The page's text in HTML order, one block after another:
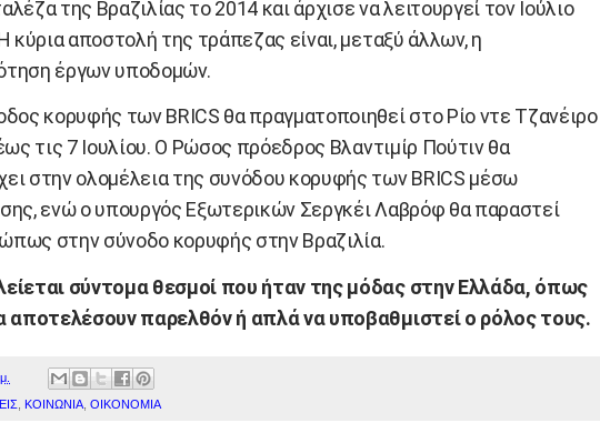
της Βραζιλίας το 2014 και άρχισε να λειτουργεί τον Ιούλιο
κύρια αποστολή της τράπεζας είναι, μεταξύ άλλων, η
έργων υποδομών.
κορυφής των BRICS θα πραγματοποιηθεί στο Ρίο ντε Τζανέιρο
τις 7 Ιουλίου. Ο Ρώσος πρόεδρος Βλαντιμίρ Πούτιν θα
στην ολομέλεια της συνόδου κορυφής των BRICS μέσω
ενώ ο υπουργός Εξωτερικών Σεργκέι Λαβρόφ θα παραστεί
στην σύνοδο κορυφής στην Βραζιλία.
σύντομα θεσμοί που ήταν της μόδας στην Ελλάδα, όπως
αποτελέσουν παρελθόν ή απλά να υποβαθμιστεί ο ρόλος τους.
ΚΟΙΝΩΝΙΑ ΟΙΚΟΝΟΜΙΑ